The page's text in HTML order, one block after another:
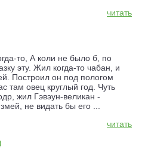
читать
то, А коли не было б, по
эту. Жил когда-то чабан, и
Построил он под пологом
там овец круглый год. Чуть
жил Гэвэун-великан -
не видать бы его ...
читать